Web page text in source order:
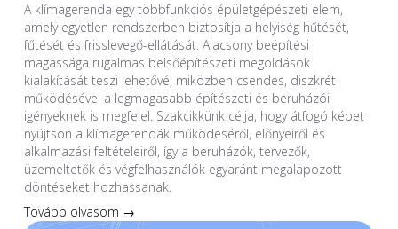
A klímagerenda egy többfunkciós épületgépészeti elem,
amely egyetlen rendszerben biztosítja a helyiség hűtését,
fűtését és frisslevegő-ellátását. Alacsony beépítési
magassága rugalmas belsőépítészeti megoldások
kialakítását teszi lehetővé, miközben csendes, diszkrét
működésével a legmagasabb építészeti és beruházói
igényeknek is megfelel. Szakcikkünk célja, hogy átfogó képet
nyújtson a klímagerendák működéséről, előnyeiről és
alkalmazási feltételeiről, így a beruházók, tervezők,
üzemeltetők és végfelhasználók egyaránt megalapozott
döntéseket hozhassanak.
Tovább olvasom →